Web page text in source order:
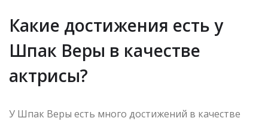
Какие достижения есть у
Шпак Веры в качестве
актрисы?
У Шпак Веры есть много достижений в качестве